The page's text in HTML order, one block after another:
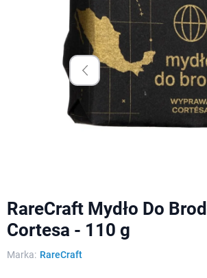
RareCraft Mydło Do
Cortesa - 110 g
Marka: RareCraft